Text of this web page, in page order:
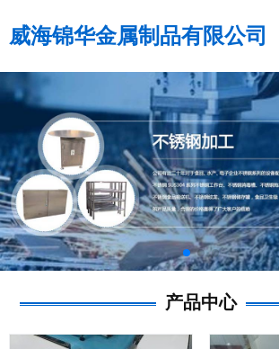
威海锦华金属制品有限公司
产品中心